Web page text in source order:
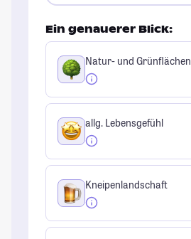
Ein genauerer Blick:
Natur- und Grünflächen
allg. Lebensgefühl
Kneipenlandschaft